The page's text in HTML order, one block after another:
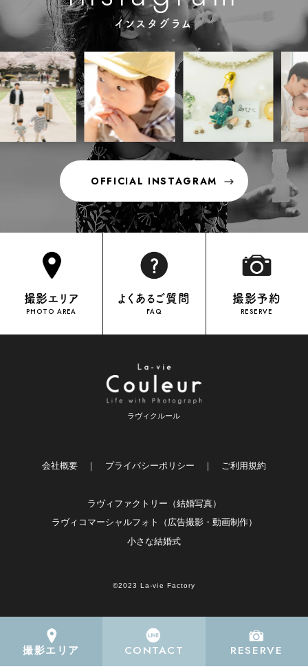
ラヴィアンファン東京
浜松町駅(JR・モノレール) 北口より
徒歩6分
スタジオ撮影／レンタル衣装
横浜・港北フォトスタジオ
横浜市営地下鉄（ブルーライン・グ
リーンライン）センター南駅より徒
歩1分
スタジオ撮影／出張撮影
横浜フォトスタジオ
元町・中華街駅（みなとみらい）5番
出口すぐ
スタジオ撮影／出張撮影
JR川崎駅中央東口より徒歩1分
スタジオ撮影／出張撮影
千葉フォトスタジオ
スタジオ撮影／出張撮影
大宮駅西口（JR）徒歩1分
金沢フォトスタジオ
金沢駅（JR）より車で10分
スタジオ撮影／出張撮影
京都フォトスタジオ
丸太町駅（地下鉄）1番出口より徒歩
スタジオ撮影／出張撮影
メゾンスタジオ北神戸
神戸電鉄 田尾寺駅より徒歩15分
松山フォトスタジオ
JR 松山駅 から車で約10分
スタジオ撮影／出張撮影
宮崎フォトスタジオ
船塚3丁目、霧島3丁目バス停から徒
歩5分
スタジオ撮影／出張撮影
沖縄フォトスタジオ
おもろまち駅（モノレール）徒歩10
分
スタジオ撮影／出張撮影
グアム
出張撮影
インスタグラム
OFFICIAL INSTAGRAM
OFFICIAL INSTAGRAM
撮影エリア CONTACT RESERVE
撮影エリア
PHOTO AREA
よくあるご質問
FAQ
撮影予約
RESERVE
ラヴィクルール
会社概要 ｜ プライバシーポリシー ｜ ご利用規約
ラヴィファクトリー（結婚写真）
ラヴィコマーシャルフォト（広告撮影・動画制作）
小さな結婚式
©2023 La-vie Factory